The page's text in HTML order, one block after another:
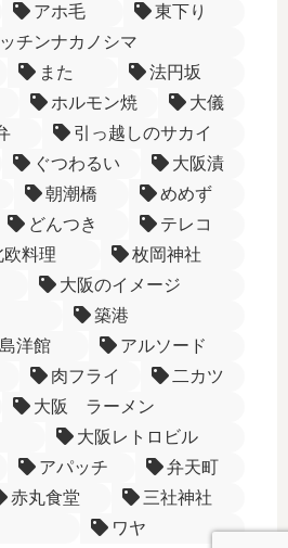
アホ毛
東下り
チンナカノシマ
また
法円坂
ホルモン焼
大儀
引っ越しのサカイ
ぐつわるい
大阪漬
朝潮橋
めめず
どんつき
テレコ
欧料理
枚岡神社
大阪のイメージ
築港
洋館
アルソード
肉フライ
二カツ
大阪 ラーメン
大阪レトロビル
アパッチ
弁天町
赤丸食堂
三社神社
ワヤ